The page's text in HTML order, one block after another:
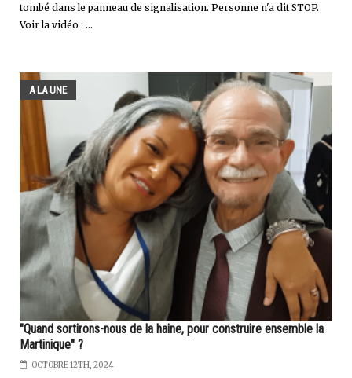
tombé dans le panneau de signalisation. Personne n'a dit STOP.
Voir la vidéo : ...
A LA UNE
"Quand sortirons-nous de la haine, pour construire ensemble la
Martinique" ?
OCTOBRE 12TH, 2024